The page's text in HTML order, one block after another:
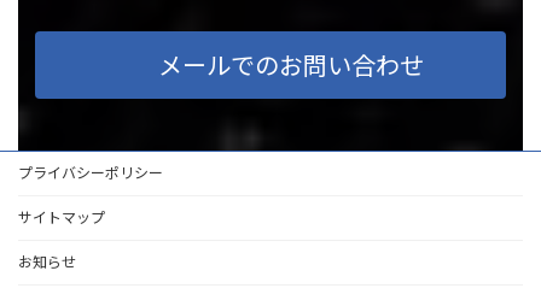
メールでのお問い合わせ
プライバシーポリシー
サイトマップ
お知らせ